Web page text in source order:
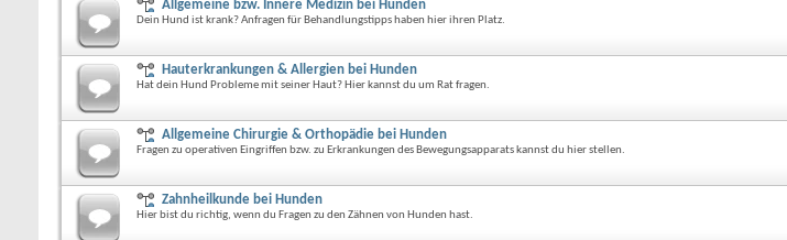
Allgemeine bzw. Innere Medizin bei Hunden
Dein Hund ist krank? Anfragen für Behandlungstipps haben hier ihren Platz.
Hauterkrankungen & Allergien bei Hunden
Hat dein Hund Probleme mit seiner Haut? Hier kannst du um Rat fragen.
Allgemeine Chirurgie & Orthopädie bei Hunden
Fragen zu operativen Eingriffen bzw. zu Erkrankungen des Bewegungsapparats kannst du hier stellen.
Zahnheilkunde bei Hunden
Hier bist du richtig, wenn du Fragen zu den Zähnen von Hunden hast.